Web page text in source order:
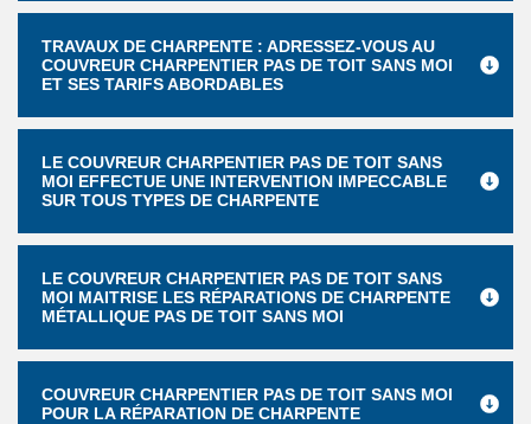
TRAVAUX DE CHARPENTE : ADRESSEZ-VOUS AU
COUVREUR CHARPENTIER PAS DE TOIT SANS MOI
ET SES TARIFS ABORDABLES
LE COUVREUR CHARPENTIER PAS DE TOIT SANS
MOI EFFECTUE UNE INTERVENTION IMPECCABLE
SUR TOUS TYPES DE CHARPENTE
LE COUVREUR CHARPENTIER PAS DE TOIT SANS
MOI MAITRISE LES RÉPARATIONS DE CHARPENTE
MÉTALLIQUE PAS DE TOIT SANS MOI
COUVREUR CHARPENTIER PAS DE TOIT SANS MOI
POUR LA RÉPARATION DE CHARPENTE